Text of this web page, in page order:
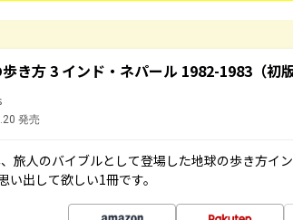
き方 3 インド・ネパール 1982-1983（初版
発売
旅人のバイブルとして登場した地球の歩き方
い出して欲しい1冊です。